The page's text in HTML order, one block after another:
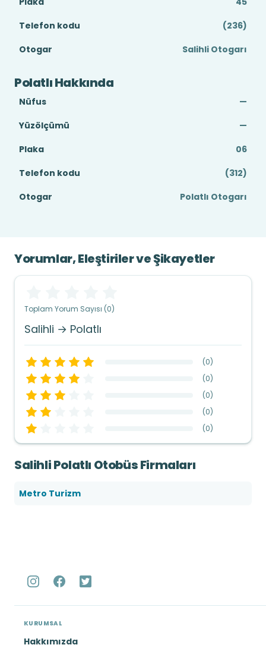
Telefon kodu
(236)
Otogar
Salihli Otogarı
Polatlı Hakkında
Nüfus
—
Yüzölçümü
—
Plaka
06
Telefon kodu
(312)
Otogar
Polatlı Otogarı
Yorumlar, Eleştiriler ve Şikayetler
Toplam Yorum Sayısı (0)
Salihli → Polatlı
(0)
(0)
(0)
(0)
(0)
Salihli Polatlı Otobüs Firmaları
Metro Turizm
KURUMSAL
Hakkımızda